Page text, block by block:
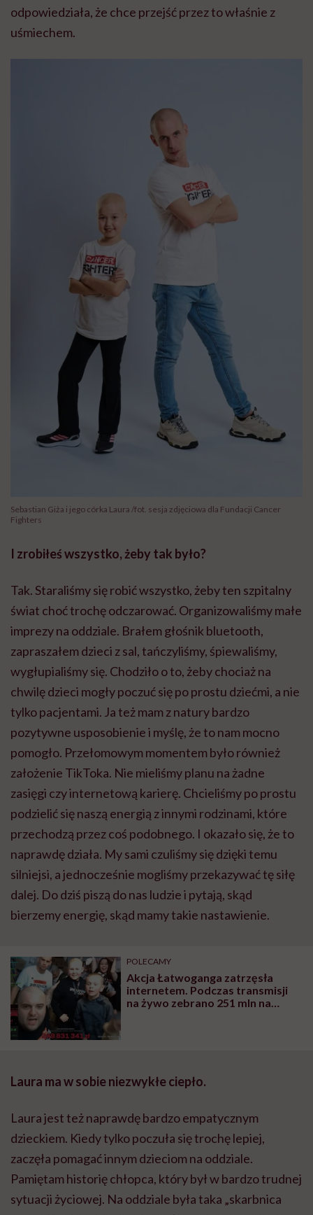
odpowiedziała, że chce przejść przez to właśnie z
uśmiechem.
Sebastian Giża i jego córka Laura /fot. sesja zdjęciowa dla Fundacji Cancer
Fighters
I zrobiłeś wszystko, żeby tak było?
Tak. Staraliśmy się robić wszystko, żeby ten szpitalny
świat choć trochę odczarować. Organizowaliśmy małe
imprezy na oddziale. Brałem głośnik bluetooth,
zapraszałem dzieci z sal, tańczyliśmy, śpiewaliśmy,
wygłupialiśmy się. Chodziło o to, żeby chociaż na
chwilę dzieci mogły poczuć się po prostu dziećmi, a nie
tylko pacjentami. Ja też mam z natury bardzo
pozytywne usposobienie i myślę, że to nam mocno
pomogło. Przełomowym momentem było również
założenie TikToka. Nie mieliśmy planu na żadne
zasięgi czy internetową karierę. Chcieliśmy po prostu
podzielić się naszą energią z innymi rodzinami, które
przechodzą przez coś podobnego. I okazało się, że to
naprawdę działa. My sami czuliśmy się dzięki temu
silniejsi, a jednocześnie mogliśmy przekazywać tę siłę
dalej. Do dziś piszą do nas ludzie i pytają, skąd
bierzemy energię, skąd mamy takie nastawienie.
POLECAMY
Akcja Łatwoganga zatrzęsła
internetem. Podczas transmisji
na żywo zebrano 251 mln na
Laura ma w sobie niezwykłe ciepło.
Laura jest też naprawdę bardzo empatycznym
dzieckiem. Kiedy tylko poczuła się trochę lepiej,
zaczęła pomagać innym dzieciom na oddziale.
Pamiętam historię chłopca, który był w bardzo trudnej
sytuacji życiowej. Na oddziale była taka „skarbnica